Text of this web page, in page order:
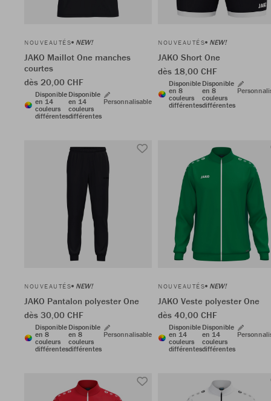
NOUVEAUTÉS NEW!
JAKO Maillot One manches
courtes
dès 20,00 CHF
Disponible
en 14
couleurs
différentes
Disponible
en 14
couleurs
différentes
Personnalisable
NOUVEAUTÉS NEW!
JAKO Short One
dès 18,00 CHF
Disponible
en 8
couleurs
différentes
Disponible
en 8
couleurs
différentes
NOUVEAUTÉS NEW!
JAKO Pantalon polyester One
dès 30,00 CHF
Disponible
en 8
couleurs
différentes
Disponible
en 8
couleurs
différentes
Personnalisable
NOUVEAUTÉS NEW!
JAKO Veste polyester One
dès 40,00 CHF
Disponible
en 14
couleurs
différentes
Disponible
en 14
couleurs
différentes